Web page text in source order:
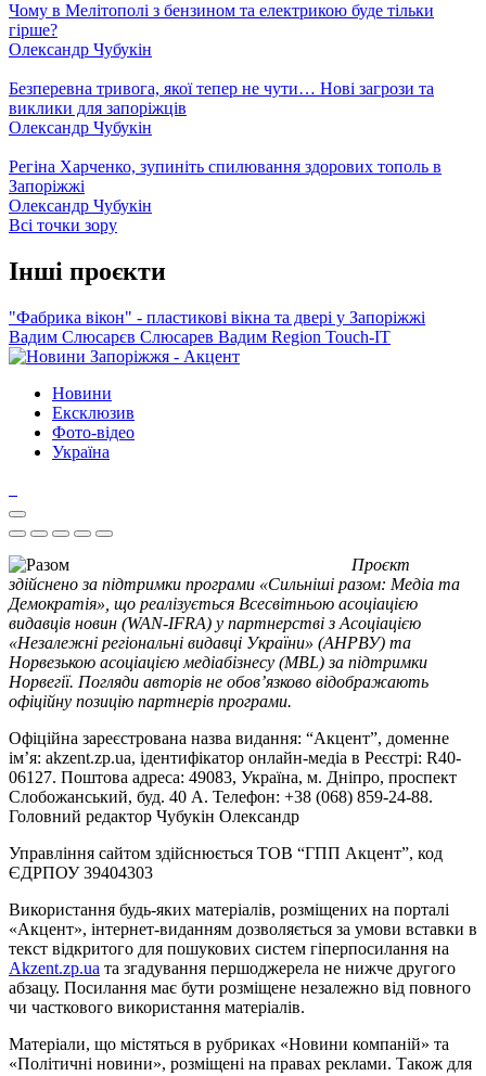
Чому в Мелітополі з бензином та електрикою буде тільки
гірше?
Олександр Чубукін
Безперевна тривога, якої тепер не чути… Нові загрози та
виклики для запоріжців
Олександр Чубукін
Регіна Харченко, зупиніть спилювання здорових тополь в
Запоріжжі
Олександр Чубукін
Всі точки зору
Інші проєкти
"Фабрика вікон" - пластикові вікна та двері у Запоріжжі
Вадим Слюсарєв Слюсарев Вадим Region Touch-IT
Новини
Ексклюзив
Фото-відео
Україна
Проєкт
здійснено за підтримки програми «Сильніші разом: Медіа та
Демократія», що реалізується Всесвітньою асоціацією
видавців новин (WAN-IFRA) у партнерстві з Асоціацією
«Незалежні регіональні видавці України» (АНРВУ) та
Норвезькою асоціацією медіабізнесу (MBL) за підтримки
Норвегії. Погляди авторів не обов’язково відображають
офіційну позицію партнерів програми.
Офіційна зареєстрована назва видання: “Акцент”, доменне
ім’я: akzent.zp.ua, ідентифікатор онлайн-медіа в Реєстрі: R40-
06127. Поштова адреса: 49083, Україна, м. Дніпро, проспект
Слобожанський, буд. 40 А. Телефон: +38 (068) 859-24-88.
Головний редактор Чубукін Олександр
Управління сайтом здійснюється ТОВ “ГПП Акцент”, код
ЄДРПОУ 39404303
Використання будь-яких матеріалів, розміщених на порталі
«Акцент», інтернет-виданням дозволяється за умови вставки в
текст відкритого для пошукових систем гіперпосилання на
Akzent.zp.ua та згадування першоджерела не нижче другого
абзацу. Посилання має бути розміщене незалежно від повного
чи часткового використання матеріалів.
Матеріали, що містяться в рубриках «Новини компаній» та
«Політичні новини», розміщені на правах реклами. Також для